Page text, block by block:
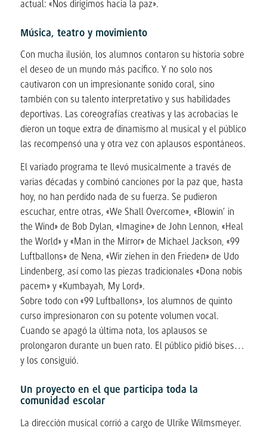
actual: «Nos dirigimos hacia la paz».
Música, teatro y movimiento
Con mucha ilusión, los alumnos contaron su historia sobre
el deseo de un mundo más pacífico. Y no solo nos
cautivaron con un impresionante sonido coral, sino
también con su talento interpretativo y sus habilidades
deportivas. Las coreografías creativas y las acrobacias le
dieron un toque extra de dinamismo al musical y el público
las recompensó una y otra vez con aplausos espontáneos.
El variado programa te llevó musicalmente a través de
varias décadas y combinó canciones por la paz que, hasta
hoy, no han perdido nada de su fuerza. Se pudieron
escuchar, entre otras, «We Shall Overcome», «Blowin’ in
the Wind» de Bob Dylan, «Imagine» de John Lennon, «Heal
the World» y «Man in the Mirror» de Michael Jackson, «99
Luftballons» de Nena, «Wir ziehen in den Frieden» de Udo
Lindenberg, así como las piezas tradicionales «Dona nobis
pacem» y «Kumbayah, My Lord».
Sobre todo con «99 Luftballons», los alumnos de quinto
curso impresionaron con su potente volumen vocal.
Cuando se apagó la última nota, los aplausos se
prolongaron durante un buen rato. El público pidió bises…
y los consiguió.
Un proyecto en el que participa toda la
comunidad escolar
La dirección musical corrió a cargo de Ulrike Wilmsmeyer.